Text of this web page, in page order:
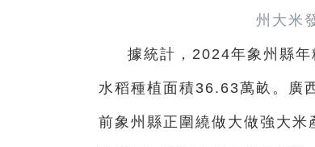
州大米
據統計，2024年象州縣
水稻種植面積36.63萬畝。廣
前象州縣正圍繞做大做強大